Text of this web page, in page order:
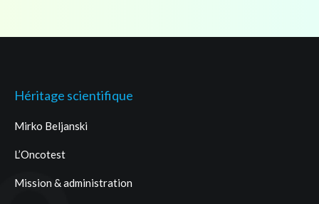
Héritage scientifique
Mirko Beljanski
L’Oncotest
Mission & administration